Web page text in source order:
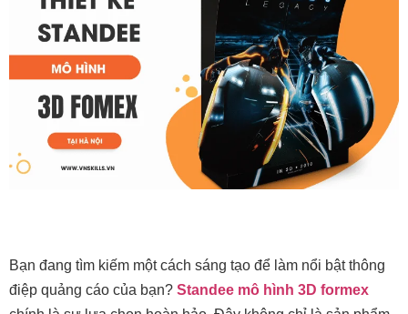
Bạn đang tìm kiếm một cách sáng tạo để làm nổi bật thông
điệp quảng cáo của bạn? Standee mô hình 3D formex